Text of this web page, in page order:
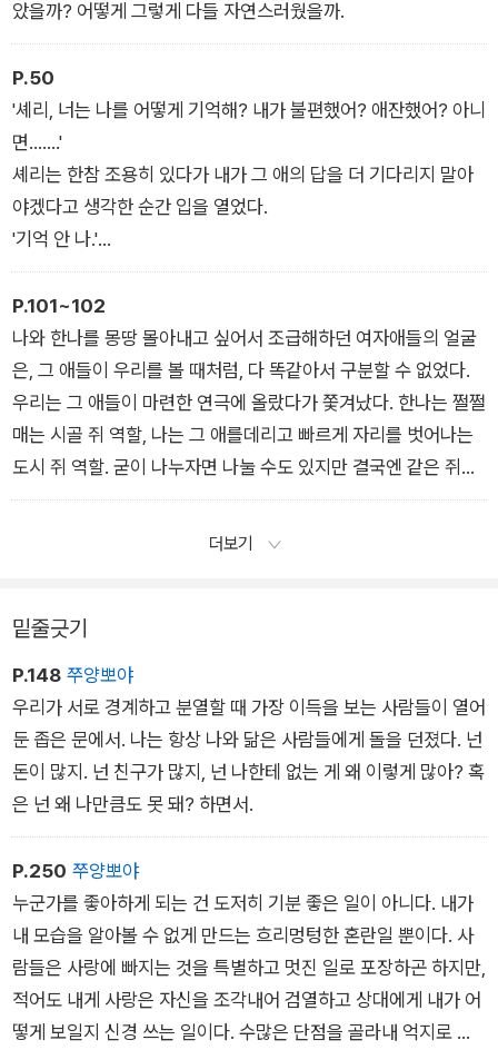
았을까? 어떻게 그렇게 다들 자연스러웠을까.
P.50
'셰리, 너는 나를 어떻게 기억해? 내가 불편했어? 애잔했어? 아니
면…….'
셰리는 한참 조용히 있다가 내가 그 애의 답을 더 기다리지 말아
야겠다고 생각한 순간 입을 열었다.
'기억 안 나.'
내가 나에게만 중요하다는 사실은 가끔 너무 잔인하고,
다행이다.
P.101~102
나와 한나를 몽땅 몰아내고 싶어서 조급해하던 여자애들의 얼굴
은, 그 애들이 우리를 볼 때처럼, 다 똑같아서 구분할 수 없었다.
우리는 그 애들이 마련한 연극에 올랐다가 쫓겨났다. 한나는 쩔쩔
매는 시골 쥐 역할, 나는 그 애를데리고 빠르게 자리를 벗어나는
도시 쥐 역할. 굳이 나누자면 나눌 수도 있지만 결국엔 같은 쥐들.
덫에 걸려든, 그리하여 동시에 무대에서 퇴장하게 된 쥐들.
더보기
밑줄긋기
P.148 쭈양뽀야
우리가 서로 경계하고 분열할 때 가장 이득을 보는 사람들이 열어
둔 좁은 문에서. 나는 항상 나와 닮은 사람들에게 돌을 던졌다. 넌
돈이 많지. 넌 친구가 많지, 넌 나한테 없는 게 왜 이렇게 많아? 혹
은 넌 왜 나만큼도 못 돼? 하면서.
P.250 쭈양뽀야
누군가를 좋아하게 되는 건 도저히 기분 좋은 일이 아니다. 내가
내 모습을 알아볼 수 없게 만드는 흐리멍텅한 혼란일 뿐이다. 사
람들은 사랑에 빠지는 것을 특별하고 멋진 일로 포장하곤 하지만,
적어도 내게 사랑은 자신을 조각내어 검열하고 상대에게 내가 어
떻게 보일지 신경 쓰는 일이다. 수많은 단점을 골라내 억지로 감